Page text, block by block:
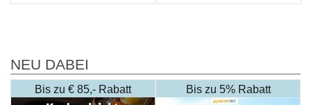
NEU DABEI
Bis zu € 85,- Rabatt Bis zu 5% Rabatt